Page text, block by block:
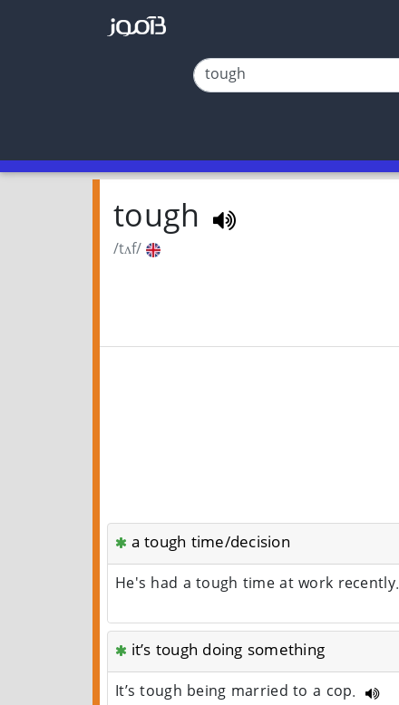
tough
/tʌf/
a tough time/decision
He's had a tough time at work recently.
it’s tough doing something
It’s tough being married to a cop.